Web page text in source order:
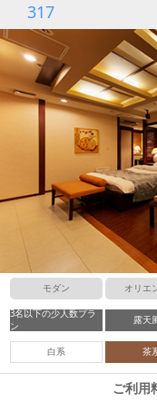
317
モダン オリエ
3名以下の少人数プラ
ン
露天
白系 茶
ご利用